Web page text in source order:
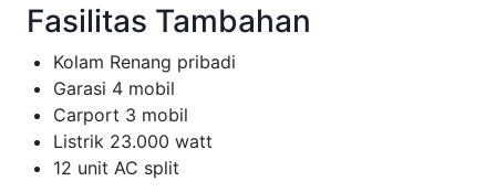
Fasilitas Tambahan
Kolam Renang pribadi
Garasi 4 mobil
Carport 3 mobil
Listrik 23.000 watt
12 unit AC split